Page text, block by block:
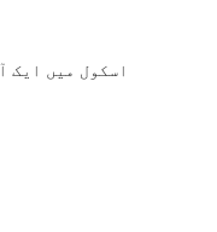
اسکول میں ایک